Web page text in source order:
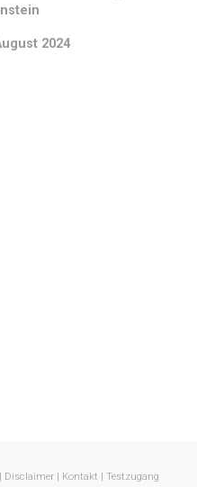
2024
Disclaimer| Kontakt
Testzugang